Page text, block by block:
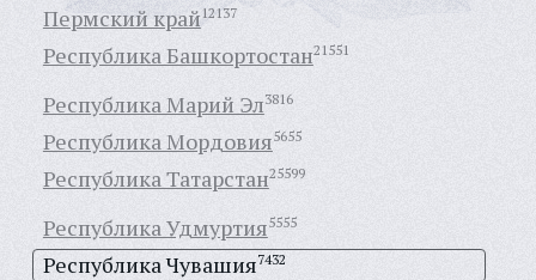
Пермский край 12137
Республика Башкортостан21551
Республика Марий Эл3816
Республика Мордовия5655
Республика Татарстан25599
Республика Удмуртия5555
Республика Чувашия7432